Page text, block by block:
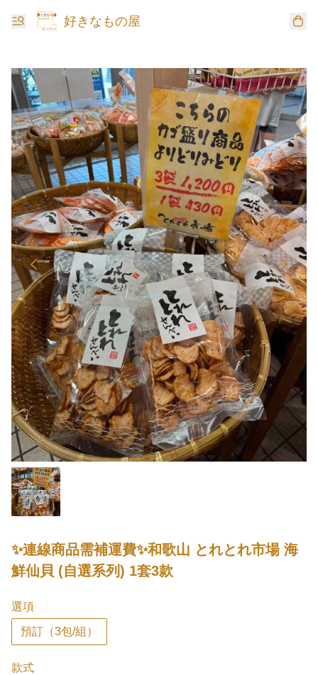
好きなもの屋
✨連線商品需補運費✨和歌山 とれとれ市場 海
鮮仙貝 (自選系列) 1套3款
選項
預訂（3包/組）
款式